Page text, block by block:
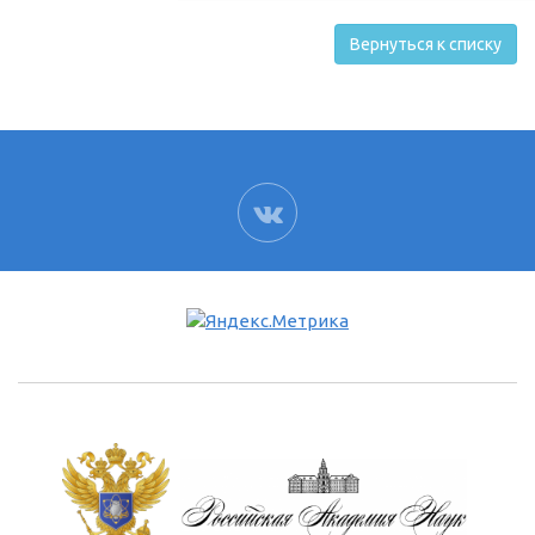
Вернуться к списку
ВК